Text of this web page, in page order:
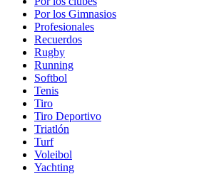
Por los Gimnasios
Profesionales
Recuerdos
Rugby
Running
Softbol
Tenis
Tiro
Tiro Deportivo
Triatlón
Turf
Voleibol
Yachting